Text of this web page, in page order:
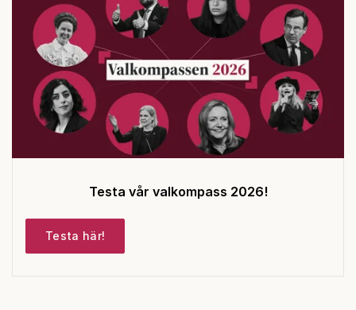
Testa vår valkompass 2026!
Testa här!